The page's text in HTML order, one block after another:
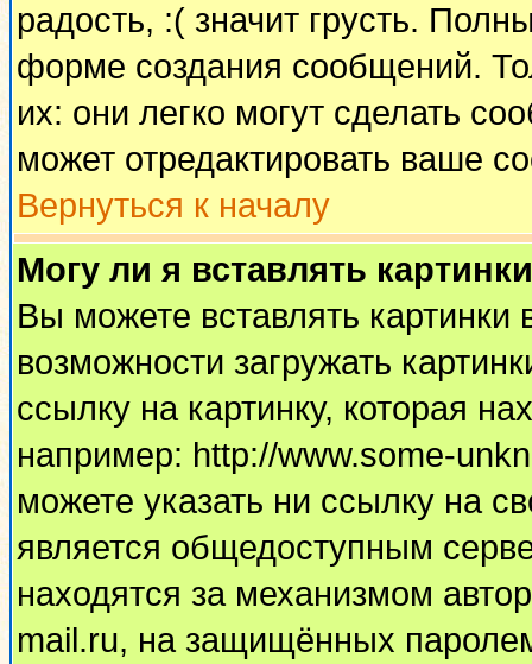
радость, :( значит грусть.
форме создания сообщений.
их: они легко могут сделать
может отредактировать ваше
Вернуться к началу
Могу ли я вставлять
Вы можете вставлять
возможности загружать
ссылку на картинку, которая
например: http://www.some-
можете указать ни ссылку на
является общедоступным
находятся за механизмом
mail.ru, на защищённых